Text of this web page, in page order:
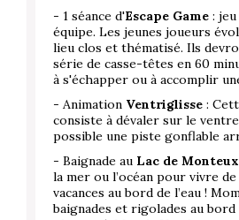
- 1 séance d'Escape Game :
équipe. Les jeunes joueurs
lieu clos et thématisé. Ils
série de casse-têtes en 60
à s'échapper ou à accomplir
- Animation Ventriglisse :
consiste à dévaler sur le
possible une piste gonflable
- Baignade au Lac de Monteux
la mer ou l’océan pour vivre
vacances au bord de l’eau !
baignades et rigolades au bord